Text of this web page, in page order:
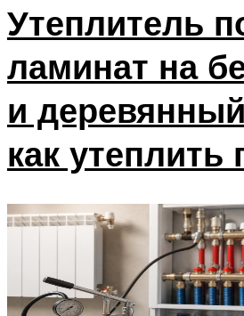
Утеплитель
ламинат на
и
как утеплить